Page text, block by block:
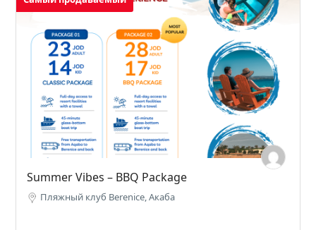
Summer Vibes – BBQ Package
Пляжный клуб Berenice, Акаба